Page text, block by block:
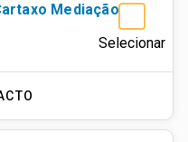
Selecionar
Mediação